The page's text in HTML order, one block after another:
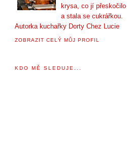
krysa, co jí přeskočilo
a stala se cukrářkou.
Autorka kuchařky Dorty Chez Lucie
ZOBRAZIT CELÝ MŮJ PROFIL
KDO MĚ SLEDUJE...